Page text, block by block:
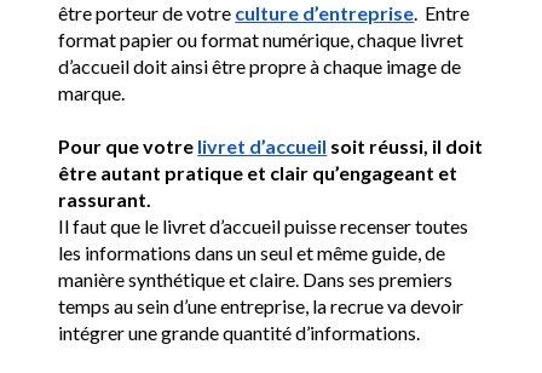
être porteur de votre culture d’entreprise.  Entre
format papier ou format numérique, chaque livret
d’accueil doit ainsi être propre à chaque image de
marque.
Pour que votre livret d’accueil soit réussi, il doit
être autant pratique et clair qu’engageant et
rassurant.
Il faut que le livret d’accueil puisse recenser toutes
les informations dans un seul et même guide, de
manière synthétique et claire. Dans ses premiers
temps au sein d’une entreprise, la recrue va devoir
intégrer une grande quantité d’informations.